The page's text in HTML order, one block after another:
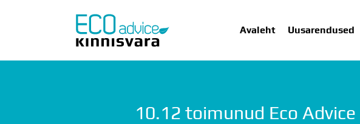
Avaleht Uusarendused
AVALEHTUUSARENDUSED
10.12 toimunud Eco